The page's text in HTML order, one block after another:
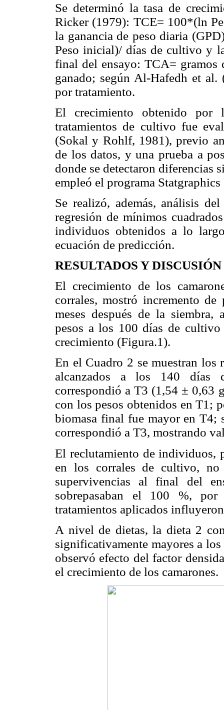
Se determinó la tasa de
Ricker (1979): TCE= 100*(ln
la ganancia de peso diaria
Peso inicial)/ días de cultivo y
final del ensayo: TCA= gramos
ganado; según Al-Hafedh et
por tratamiento.
El crecimiento obtenido por
tratamientos de cultivo fue
(Sokal y Rohlf, 1981), previo
de los datos, y una prueba a
donde se detectaron diferencias
empleó el programa
Se realizó, además, análisis
regresión de mínimos
individuos obtenidos a lo
ecuación de predicción.
RESULTADOS Y DISCUSIÓN
El crecimiento de los
corrales, mostró incremento
meses después de la siembra,
pesos a los 100 días de
crecimiento (Figura.1).
En el Cuadro 2 se muestran los
alcanzados a los 140 días
correspondió a T3 (1,54 ± 0,63
con los pesos obtenidos en T1;
biomasa final fue mayor en T4;
correspondió a T3, mostrando
El reclutamiento de individuos,
en los corrales de cultivo, no
supervivencias al final del
sobrepasaban el 100 %,
tratamientos aplicados
A nivel de dietas, la dieta 2
significativamente mayores a
observó efecto del factor
el crecimiento de los camarones.